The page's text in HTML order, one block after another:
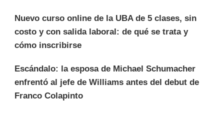
Nuevo curso online de la UBA de 5 clases, sin
costo y con salida laboral: de qué se trata y
cómo inscribirse
Escándalo: la esposa de Michael Schumacher
enfrentó al jefe de Williams antes del debut de
Franco Colapinto